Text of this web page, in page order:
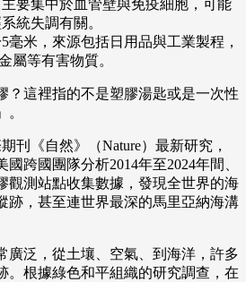
要集中於血管壁與免疫細胞，可能
統失調有關。
毫米，來源包括日用品與工業製程，
屬等有害物質。
？這裡指的不是塑膠湯匙或是一次性
刊《自然》（Nature）最新研究，
跨國團隊分析2014年至2024年間、
觀測站點收集數據，發現全世界的海
跡，甚至連世界最深的馬里亞納海溝
廣泛，從土壤、空氣、到海洋，許多
。根據綠色和平組織的研究調查，在